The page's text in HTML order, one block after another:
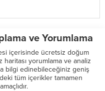
içerisinde ücretsiz doğum
haritası yorumlama ve analiz
bilgi edinebileceğiniz geniş
tüm içerikler tamamen